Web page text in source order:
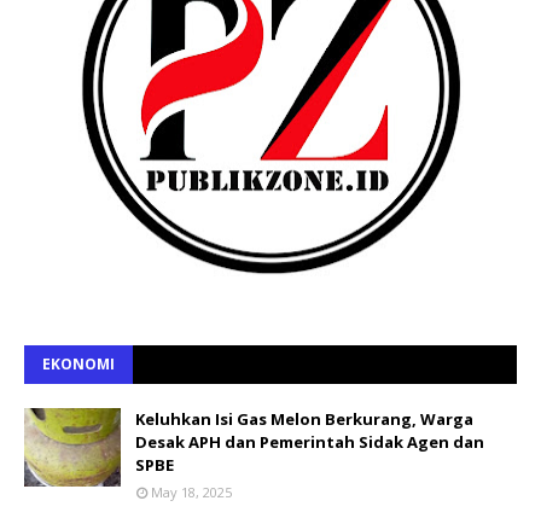
EKONOMI
Keluhkan Isi Gas Melon Berkurang, Warga
Desak APH dan Pemerintah Sidak Agen dan
SPBE
May 18, 2025